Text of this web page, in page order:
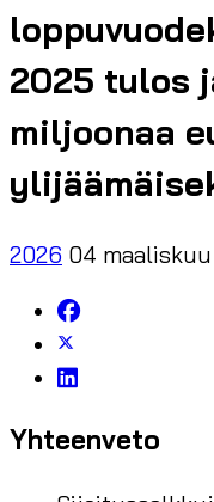
2025 tulos
miljoonaa
2026 04
Yhteenveto